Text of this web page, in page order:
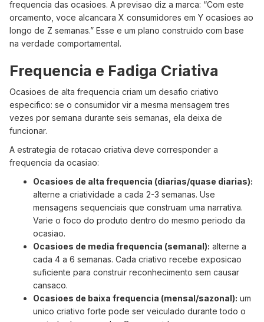
frequencia das ocasioes. A previsao diz a marca: “Com este
orcamento, voce alcancara X consumidores em Y ocasioes ao
longo de Z semanas.” Esse e um plano construido com base
na verdade comportamental.
Frequencia e Fadiga Criativa
Ocasioes de alta frequencia criam um desafio criativo
especifico: se o consumidor vir a mesma mensagem tres
vezes por semana durante seis semanas, ela deixa de
funcionar.
A estrategia de rotacao criativa deve corresponder a
frequencia da ocasiao:
Ocasioes de alta frequencia (diarias/quase diarias):
alterne a criatividade a cada 2-3 semanas. Use
mensagens sequenciais que construam uma narrativa.
Varie o foco do produto dentro do mesmo periodo da
ocasiao.
Ocasioes de media frequencia (semanal): alterne a
cada 4 a 6 semanas. Cada criativo recebe exposicao
suficiente para construir reconhecimento sem causar
cansaco.
Ocasioes de baixa frequencia (mensal/sazonal): um
unico criativo forte pode ser veiculado durante todo o